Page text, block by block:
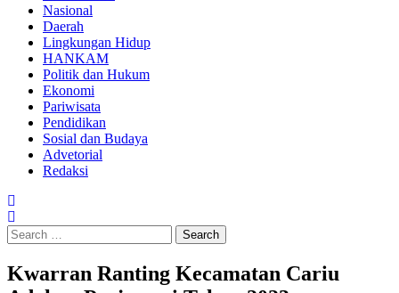
Nasional
Daerah
Lingkungan Hidup
HANKAM
Politik dan Hukum
Ekonomi
Pariwisata
Pendidikan
Sosial dan Budaya
Advetorial
Redaksi
Search
for:
Kwarran Ranting Kecamatan Cariu